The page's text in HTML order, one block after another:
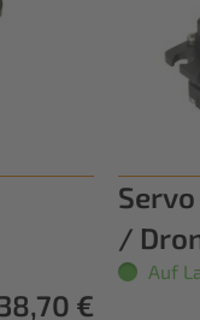
€
Servo
/
Auf